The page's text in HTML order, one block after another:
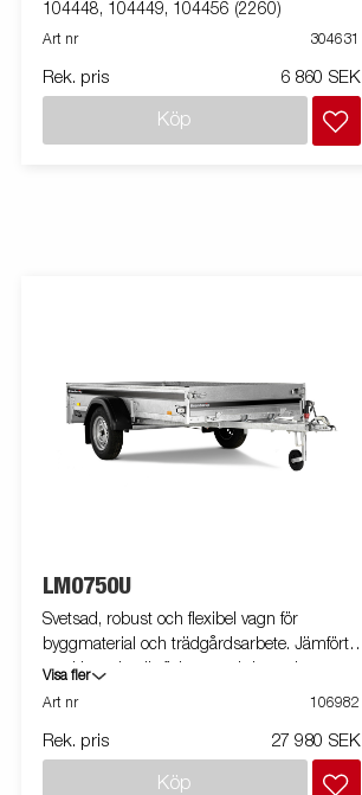
104448, 104449, 104456 (2260)
Art nr 304631
Rek. pris 6 860 SEK
Köp
LM0750U
Svetsad, robust och flexibel vagn för
byggmaterial och trädgårdsarbete. Jämfört
med L-serien är flakytan och kapaciteten
större. Utrustad med tippfunktion. Vagnen på
Visa fler
Art nr
106982
Rek. pris 27 980 SEK
Köp